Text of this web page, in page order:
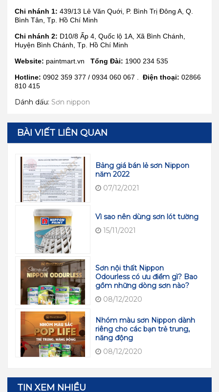
Chi nhánh 1: 439/13 Lê Văn Quới, P. Bình Trị Đông A, Q.
Bình Tân, Tp. Hồ Chí Minh
Chi nhánh 2: D10/8 Ấp 4, Quốc lộ 1A, Xã Bình Chánh,
Huyện Bình Chánh, Tp. Hồ Chí Minh
Website: paintmart.vn Tổng Đài: 1900 234 535
Hotline: 0902 359 377 / 0934 060 067 . Điện thoại: 02866
810 415
Dánh dấu: Sơn nippon
BÀI VIẾT LIÊN QUAN
Bảng giá bán lẻ sơn Nippon
năm 2022
07/12/2021
Vì sao nên dùng sơn lót tường
15/11/2021
Sơn nội thất Nippon
Odourless có ưu điểm gì? Bao
gồm những dòng sơn nào?
08/12/2020
Nhóm màu sơn Nippon dành
riêng cho các bạn trẻ trung,
năng động
08/12/2020
TIN XEM NHIỀU